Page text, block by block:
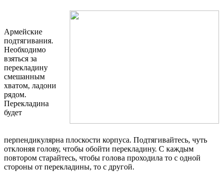
Армейские
подтягивания.
Необходимо
взяться за
перекладину
смешанным
хватом, ладони
рядом.
Перекладина
будет
перпендикулярна плоскости корпуса. Подтягивайтесь, чуть
отклоняя голову, чтобы обойти перекладину. С каждым
повтором старайтесь, чтобы голова проходила то с одной
стороны от перекладины, то с другой.